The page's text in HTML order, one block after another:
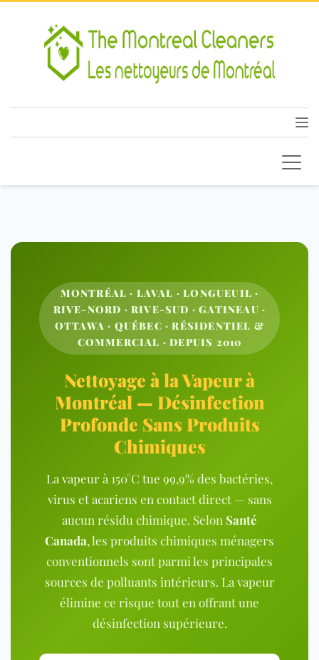
MONTRÉAL · LAVAL · LONGUEUIL ·
RIVE-NORD · RIVE-SUD · GATINEAU ·
OTTAWA · QUÉBEC · RÉSIDENTIEL &
COMMERCIAL · DEPUIS 2010
Nettoyage à la Vapeur à
Montréal — Désinfection
Profonde Sans Produits
Chimiques
La vapeur à 150°C tue 99,9% des bactéries,
virus et acariens en contact direct — sans
aucun résidu chimique. Selon Santé
Canada, les produits chimiques ménagers
conventionnels sont parmi les principales
sources de polluants intérieurs. La vapeur
élimine ce risque tout en offrant une
désinfection supérieure.